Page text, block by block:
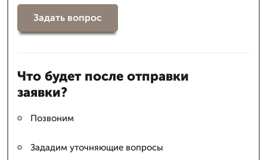
Задать вопрос
Что будет после отправки
заявки?
Позвоним
Зададим уточняющие вопросы